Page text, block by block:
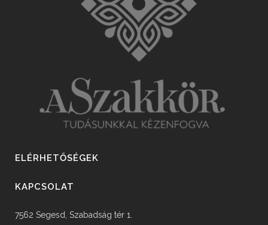
ELÉRHETŐSÉGEK
KAPCSOLAT
7562 Segesd, Szabadság tér 1.